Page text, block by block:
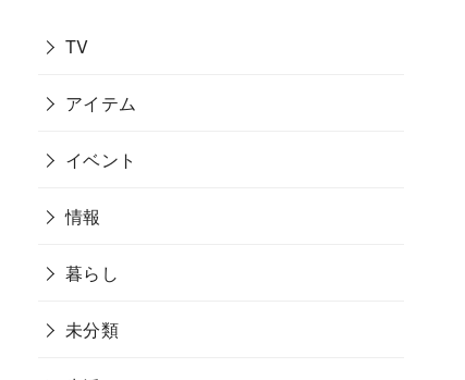
TV
アイテム
イベント
情報
暮らし
未分類